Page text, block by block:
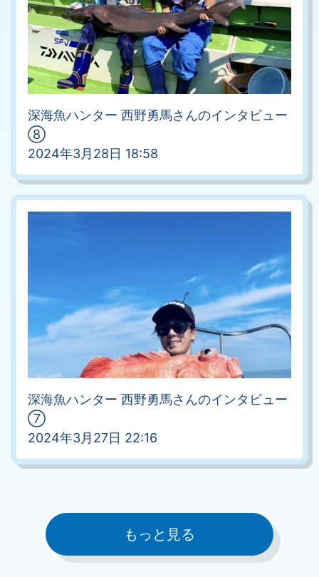
深海魚ハンター 西野勇馬さんのインタビュー
⑧
2024年3月28日 18:58
深海魚ハンター 西野勇馬さんのインタビュー
⑦
2024年3月27日 22:16
もっと見る